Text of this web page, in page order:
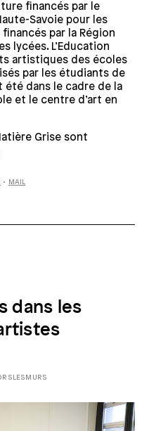
financés par le
Savoie pour les
par la Région
lycées. L’Education
artistiques des écoles
par les étudiants de
été dans le cadre de la
et le centre d’art en
Grise sont
• MAIL
dans les